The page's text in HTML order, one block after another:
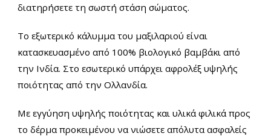
διατηρήσετε τη σωστή στάση σώματος.
Το εξωτερικό κάλυμμα του μαξιλαριού είναι
κατασκευασμένο από 100% βιολογικό βαμβάκι από
την Ινδία. Στο εσωτερικό υπάρχει αφρολέξ υψηλής
ποιότητας από την Ολλανδία.
Με εγγύηση υψηλής ποιότητας και υλικά φιλικά προς
το δέρμα προκειμένου να νιώσετε απόλυτα ασφαλείς